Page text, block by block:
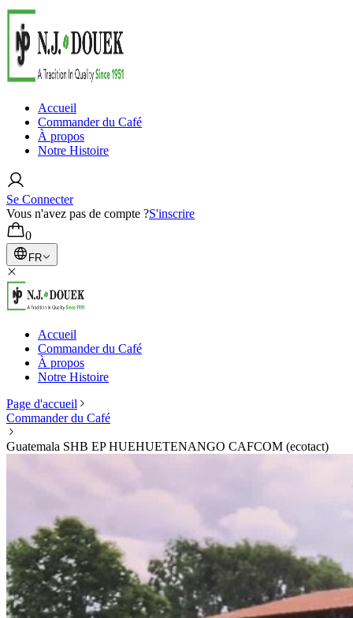
Accueil
Commander du Café
À propos
Notre Histoire
Se Connecter
Vous n'avez pas de compte ?S'inscrire
0
FR
Accueil
Commander du Café
À propos
Notre Histoire
Page d'accueil
Commander du Café
Guatemala SHB EP HUEHUETENANGO CAFCOM (ecotact)